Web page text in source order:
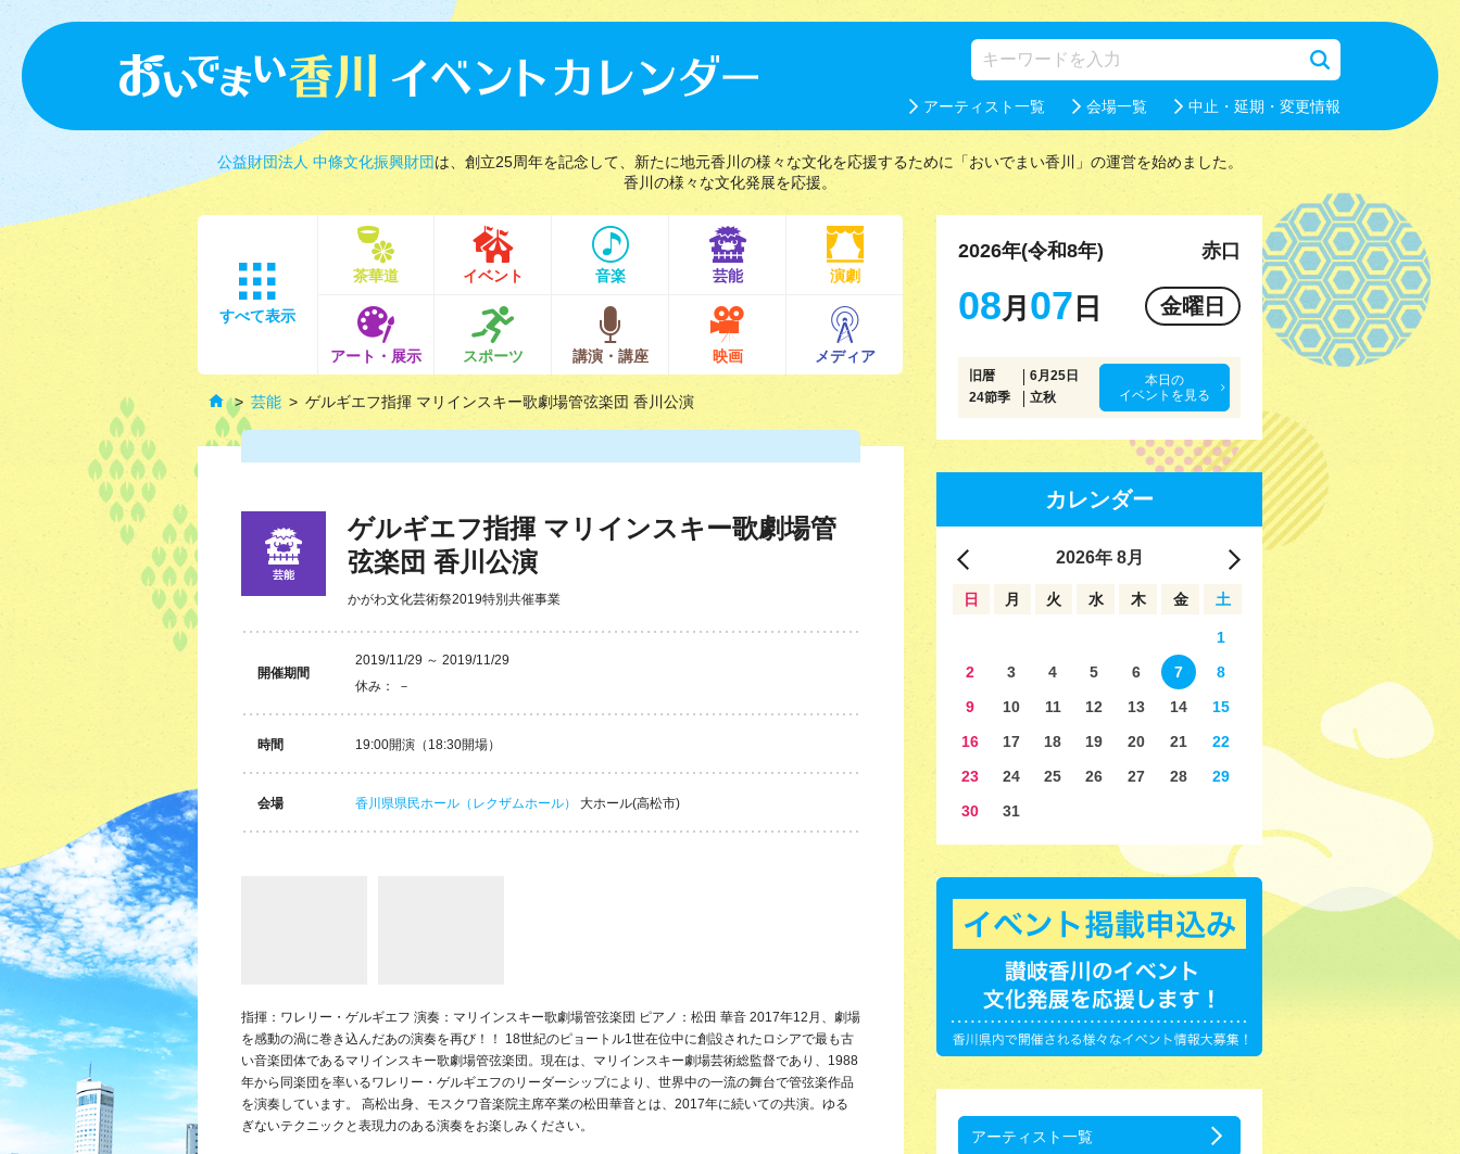
アーティスト一覧 会場一覧 中止・延期・変更情報
公益財団法人 中條文化振興財団は、創立25周年を記念して、新たに地元香川の様々な文化を応援するために「おいでまい香川」の運営を始めました。
香川の様々な文化発展を応援。
すべて表示
茶華道 イベント 音楽 芸能 演劇
アート・展示 スポーツ 講演・講座 映画 メディア
芸能 ゲルギエフ指揮 マリインスキー歌劇場管弦楽団 香川公演
芸能
ゲルギエフ指揮 マリインスキー歌劇場管
弦楽団 香川公演
かがわ文化芸術祭2019特別共催事業
開催期間
2019/11/29 ～ 2019/11/29
休み： －
時間 19:00開演（18:30開場）
会場 香川県県民ホール（レクザムホール） 大ホール(高松市)
指揮：ワレリー・ゲルギエフ 演奏：マリインスキー歌劇場管弦楽団 ピアノ：松田 華音 2017年12月、劇場
を感動の渦に巻き込んだあの演奏を再び！！ 18世紀のピョートル1世在位中に創設されたロシアで最も古
い音楽団体であるマリインスキー歌劇場管弦楽団。現在は、マリインスキー劇場芸術総監督であり、1988
年から同楽団を率いるワレリー・ゲルギエフのリーダーシップにより、世界中の一流の舞台で管弦楽作品
を演奏しています。 高松出身、モスクワ音楽院主席卒業の松田華音とは、2017年に続いての共演。ゆる
ぎないテクニックと表現力のある演奏をお楽しみください。
2026年(令和8年) 赤口
08月 07 日 金曜日
旧暦
6月25日
24節季
立秋
本日の
イベントを見る
カレンダー
2026年 8月
日 月 火 水 木 金 土
1
2
3 4 5 6 7
8
9
10 11 12 13 14
15
16
17 18 19 20 21
22
23
24 25 26 27 28
29
30
31
アーティスト一覧